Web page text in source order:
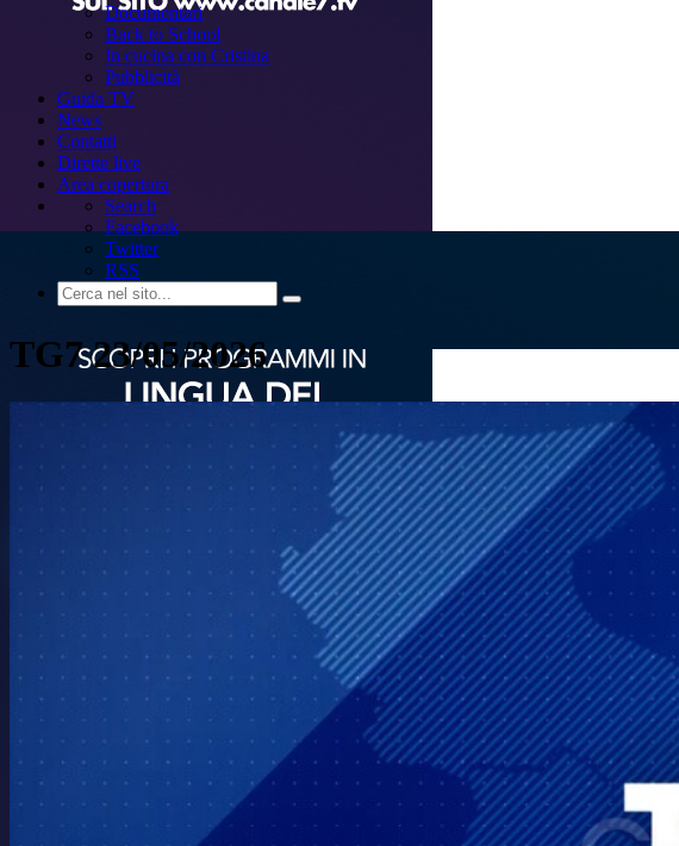
Documentari
Back to School
In cucina con Cristina
Pubblicità
Guida TV
News
Contatti
Dirette live
Area copertura
Search
Facebook
Twitter
RSS
TG7 23/05/2026